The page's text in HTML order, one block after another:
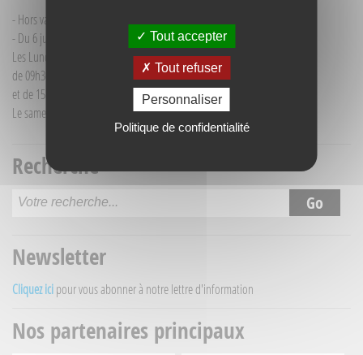
- Hors vacances d'été : mardi de 9h30 à 12h00
- Du 6 juillet au 30 août :
Les Lundi et Mercredi
de 09h30 à 12h30
et de 15h30 à 18h00
Le samedi matin de 09h30 à 12h30
Recherche
Newsletter
Cliquez ici pour vous abonner à notre lettre d'information
Nos partenaires principaux
Tout accepter
Tout refuser
Personnaliser
Politique de confidentialité